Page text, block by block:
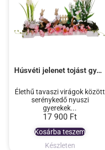
Készleten
Húsvéti jelenet tojást gyűjtő nyuszikkal
17 900 Ft
Élethű tavaszi virágok között
serénykedő nyuszi
gyerekek...
Kosárba teszem